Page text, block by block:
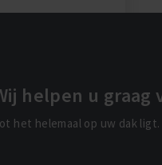
helpen u graag
het helemaal op uw dak ligt.